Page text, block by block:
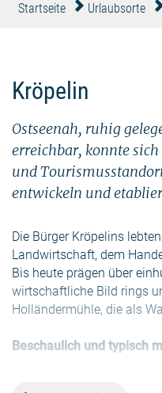
Startseite Urlaubsorte
Kröpelin
Ostseenah, ruhig
erreichbar, konnte
und
entwickeln und
Die Bürger Kröpelins
Landwirtschaft, dem
Bis heute prägen über
wirtschaftliche Bild rings
Holländermühle, die als
Beschaulich und typisch